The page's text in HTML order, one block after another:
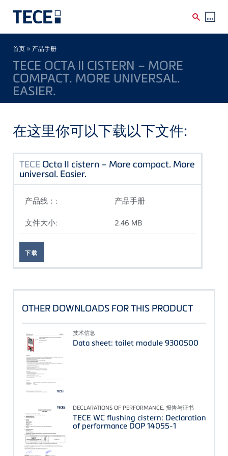
Breadcrumb
首页 » 产品手册
TECE OCTA II CISTERN – MORE
COMPACT. MORE UNIVERSAL.
EASIER.
在这里你可以下载以下文件:
TECE Octa II cistern – More compact. More
universal. Easier.
产品线：: 产品手册
文件大小: 2.46 MB
下载
OTHER DOWNLOADS FOR THIS PRODUCT
技术信息
Data sheet: toilet module 9300500
DECLARATIONS OF PERFORMANCE, 报告与证书
TECE WC flushing cistern: Declaration
of performance DOP 14055-1